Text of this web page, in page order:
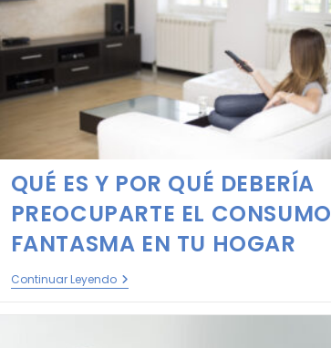
QUÉ ES Y POR QUÉ DEBERÍA
PREOCUPARTE EL CONSUMO
FANTASMA EN TU HOGAR
Continuar Leyendo